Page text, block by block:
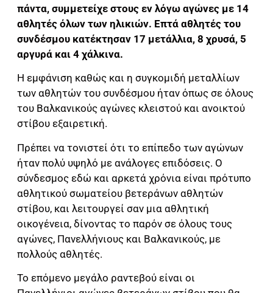
πάντα, συμμετείχε στους εν λόγω αγώνες με 14
αθλητές όλων των ηλικιών. Επτά αθλητές του
συνδέσμου κατέκτησαν 17 μετάλλια, 8 χρυσά, 5
αργυρά και 4 χάλκινα.
Η εμφάνιση καθώς και η συγκομιδή μεταλλίων
των αθλητών του συνδέσμου ήταν όπως σε όλους
του Βαλκανικούς αγώνες κλειστού και ανοικτού
στίβου εξαιρετική.
Πρέπει να τονιστεί ότι το επίπεδο των αγώνων
ήταν πολύ υψηλό με ανάλογες επιδόσεις. Ο
σύνδεσμος εδώ και αρκετά χρόνια είναι πρότυπο
αθλητικού σωματείου βετεράνων αθλητών
στίβου, και λειτουργεί σαν μια αθλητική
οικογένεια, δίνοντας το παρόν σε όλους τους
αγώνες, Πανελλήνιους και Βαλκανικούς, με
πολλούς αθλητές.
Το επόμενο μεγάλο ραντεβού είναι οι